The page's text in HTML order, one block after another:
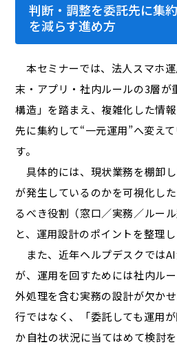
判断・調整を委託先に集
を減らす進め方
本セミナーでは、法人スマホ
末・アプリ・社内ルールの3層が
構造」を踏まえ、複雑化した情
先に集約して“一元運用”へ変え
す。
具体的には、現状業務を棚卸
が発生しているのかを可視化し
るべき役割（窓口／実務／ルー
と、運用設計のポイントを整理し
また、近年ヘルプデスクでは
が、運用を回すためには社内ル
外処理を含む実務の設計が欠か
行ではなく、「委託しても運用
か――自社の状況に当てはめて検討